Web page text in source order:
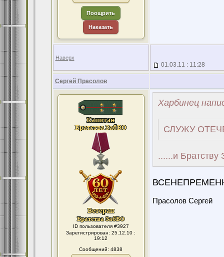
Поощрить
Наказать
Наверх
01.03.11 : 11:28
Сергей Прасолов
ID пользователя #3927
Зарегистрирован: 25.12.10 :
19:12
Сообщений: 4838
Харбинец
СЛУЖУ
......и Братству
Прасолов Сергей